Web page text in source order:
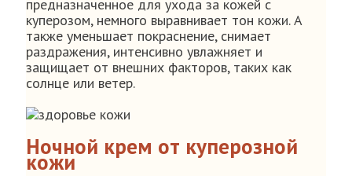
предназначенное для ухода за кожей с
куперозом, немного выравнивает тон кожи. А
также уменьшает покраснение, снимает
раздражения, интенсивно увлажняет и
защищает от внешних факторов, таких как
солнце или ветер.
Ночной крем от куперозной
кожи